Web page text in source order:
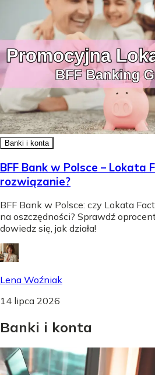
Banki i konta
BFF Bank w Polsce – Lokata
rozwiązanie?
BFF Bank w Polsce: czy Lokata
na oszczędności? Sprawdź
dowiedz się, jak działa!
Lena Woźniak
14 lipca 2026
Banki i konta